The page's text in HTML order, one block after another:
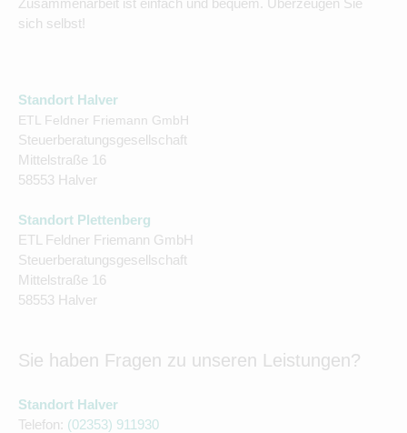
Zusammenarbeit ist einfach und bequem. Überzeugen Sie
sich selbst!
Standort Halver
ETL Feldner Friemann GmbH
Steuerberatungsgesellschaft
Mittelstraße 16
58553 Halver
Standort Plettenberg
ETL Feldner Friemann GmbH
Steuerberatungsgesellschaft
Mittelstraße 16
58553 Halver
Sie haben Fragen zu unseren Leistungen?
Standort Halver
Telefon: (02353) 911930